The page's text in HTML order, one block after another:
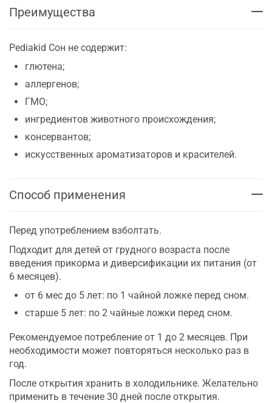
Преимущества
Pediakid Сон не содержит:
глютена;
аллергенов;
ГМО;
ингредиентов животного происхождения;
консервантов;
искусственных ароматизаторов и красителей.
Способ применения
Перед употреблением взболтать.
Подходит для детей от грудного возраста после
введения прикорма и диверсификации их питания (от
6 месяцев).
от 6 мес до 5 лет: по 1 чайной ложке перед сном.
старше 5 лет: по 2 чайные ложки перед сном.
Рекомендуемое потребление от 1 до 2 месяцев. При
необходимости может повторяться несколько раз в
год.
После открытия хранить в холодильнике. Желательно
применить в течение 30 дней после открытия.